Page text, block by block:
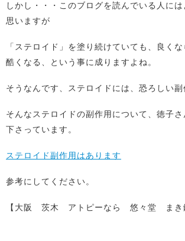
しかし・・・このブログを読んでいる人に
思いますが
「ステロイド」を塗り続けていても、良く
酷くなる、という事に成りますよね。
そうなんです、ステロイドには、恐ろしい副
そんなステロイドの副作用について、徳子
下さっています。
ステロイド副作用はあります
参考にしてください。
【大阪 茨木 アトピーなら 悠々堂 まき